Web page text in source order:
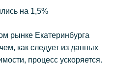
на 1,5%
рынке Екатеринбурга
как следует из данных
процесс ускоряется.